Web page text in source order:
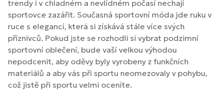
trendy i v chladném a nevlídném počasí nechají
sportovce zazářit. Současná sportovní móda jde ruku v
ruce s elegancí, která si získává stále více svých
příznivců. Pokud jste se rozhodli si vybrat podzimní
sportovní oblečení, bude vaší velkou výhodou
nepodcenit, aby oděvy byly vyrobeny z funkčních
materiálů a aby vás při sportu neomezovaly v pohybu,
což jistě při sportu velmi oceníte.